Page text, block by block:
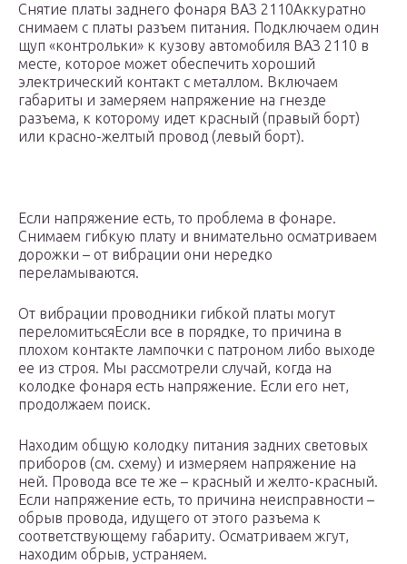
Снятие платы заднего фонаря ВАЗ 2110Аккуратно
снимаем с платы разъем питания. Подключаем один
щуп «контрольки» к кузову автомобиля ВАЗ 2110 в
месте, которое может обеспечить хороший
электрический контакт с металлом. Включаем
габариты и замеряем напряжение на гнезде
разъема, к которому идет красный (правый борт)
или красно-желтый провод (левый борт).
Если напряжение есть, то проблема в фонаре.
Снимаем гибкую плату и внимательно осматриваем
дорожки – от вибрации они нередко
переламываются.
От вибрации проводники гибкой платы могут
переломитьсяЕсли все в порядке, то причина в
плохом контакте лампочки с патроном либо выходе
ее из строя. Мы рассмотрели случай, когда на
колодке фонаря есть напряжение. Если его нет,
продолжаем поиск.
Находим общую колодку питания задних световых
приборов (см. схему) и измеряем напряжение на
ней. Провода все те же – красный и желто-красный.
Если напряжение есть, то причина неисправности –
обрыв провода, идущего от этого разъема к
соответствующему габариту. Осматриваем жгут,
находим обрыв, устраняем.